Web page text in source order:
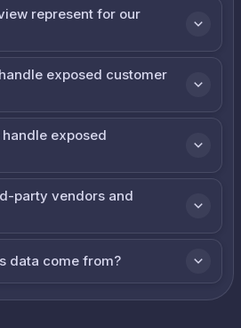
represent for our
exposed customer
exposed
party vendors and
data come from?